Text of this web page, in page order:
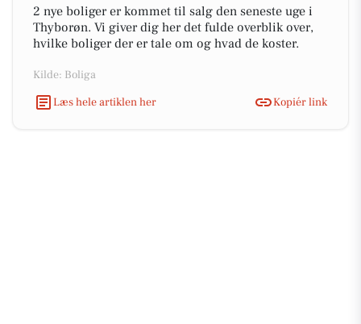
2 nye boliger er kommet til salg den seneste uge i
Thyborøn. Vi giver dig her det fulde overblik over,
hvilke boliger der er tale om og hvad de koster.
Kilde: Boliga
Læs hele artiklen her
Kopiér link